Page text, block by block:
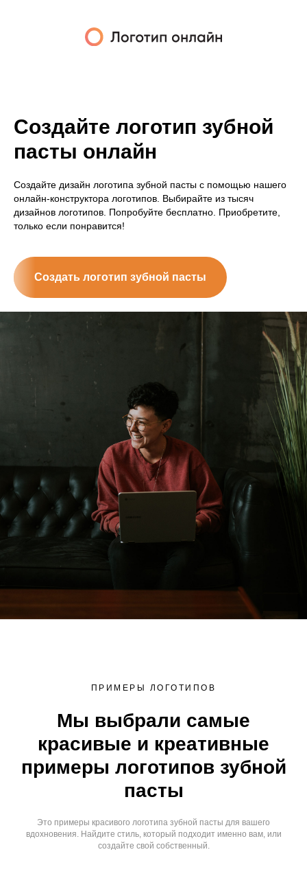
Создайте логотип зубной
пасты онлайн
Создайте дизайн логотипа зубной пасты с помощью нашего
онлайн-конструктора логотипов. Выбирайте из тысяч
дизайнов логотипов. Попробуйте бесплатно. Приобретите,
только если понравится!
Создать логотип зубной пасты
ПРИМЕРЫ ЛОГОТИПОВ
Мы выбрали самые
красивые и креативные
примеры логотипов зубной
пасты
Это примеры красивого логотипа зубной пасты для вашего
вдохновения. Найдите стиль, который подходит именно вам, или
создайте свой собственный.